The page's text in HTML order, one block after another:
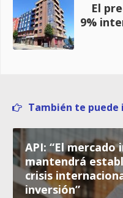
El
9%
También te puede
API: “El
mantendrá
crisis
inversión”